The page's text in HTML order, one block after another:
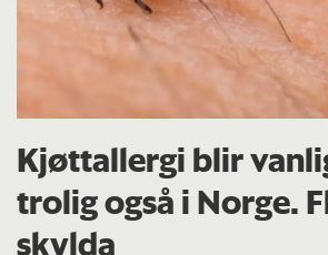
Kjøttallergi blir
trolig også i Norge.
skylda